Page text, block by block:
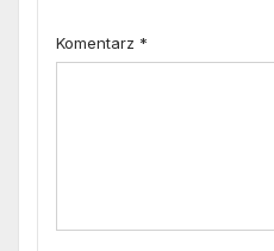
Komentarz *